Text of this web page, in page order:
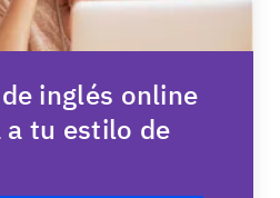
inglés online
a tu estilo de